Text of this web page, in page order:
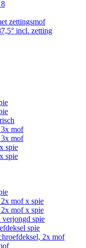
zettingsmof
incl. zetting
3x mof
3x mof
spie
spie
mof x spie
mof x spie
verjongd spie
spie
2x mof